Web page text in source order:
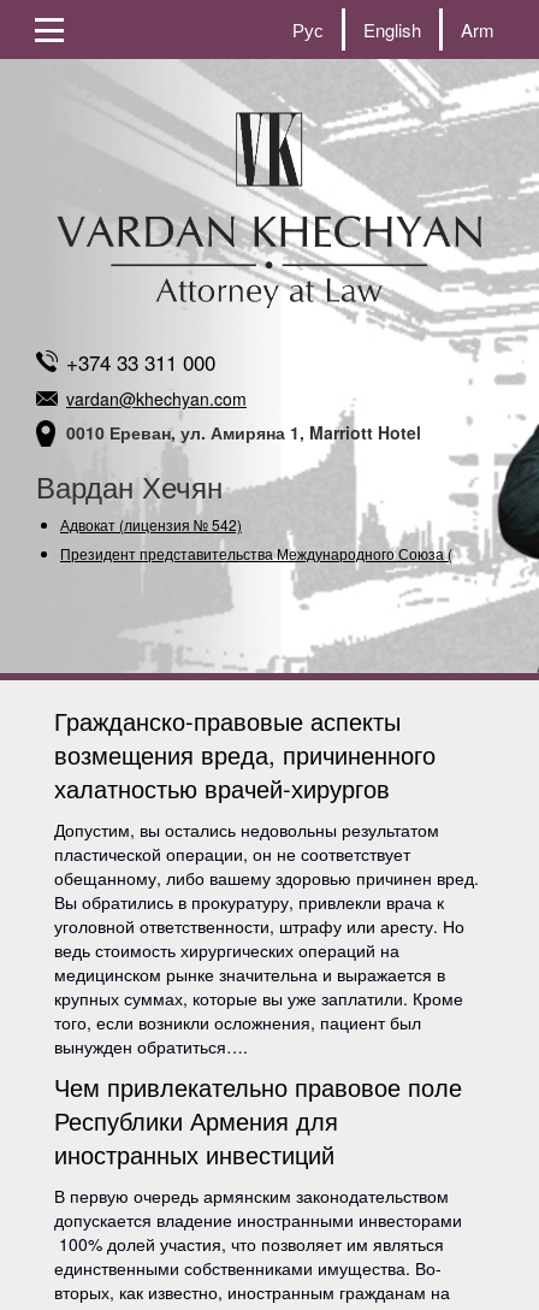
Рус English Arm
+374 33 311 000
vardan@khechyan.com
0010 Ереван, ул. Амиряна 1, Marriott Hotel
Вардан Хечян
Адвокат (лицензия № 542)
Президент представительства Международного Союза
Гражданско-правовые аспекты
возмещения вреда, причиненного
халатностью врачей-хирургов
Допустим, вы остались недовольны результатом
пластической операции, он не соответствует
обещанному, либо вашему здоровью причинен вред.
Вы обратились в прокуратуру, привлекли врача к
уголовной ответственности, штрафу или аресту. Но
ведь стоимость хирургических операций на
медицинском рынке значительна и выражается в
крупных суммах, которые вы уже заплатили. Кроме
того, если возникли осложнения, пациент был
вынужден обратиться….
Чем привлекательно правовое поле
Республики Армения для
иностранных инвестиций
В первую очередь армянским законодательством
допускается владение иностранными инвесторами
100% долей участия, что позволяет им являться
единственными собственниками имущества. Во-
вторых, как известно, иностранным гражданам на